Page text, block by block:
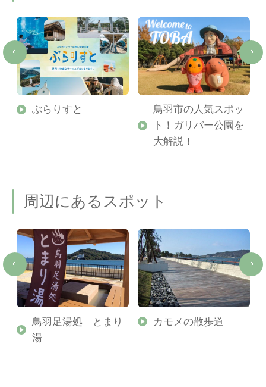
ぶらりすと
鳥羽市の人気スポッ
ト！ガリバー公園を
大解説！
周辺にあるスポット
鳥羽足湯処 とまり
湯
カモメの散歩道